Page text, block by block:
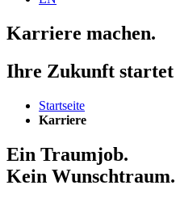
Karriere machen.
Ihre Zukunft
Startseite
Karriere
Ein Traumjob.
Kein Wunschtraum.